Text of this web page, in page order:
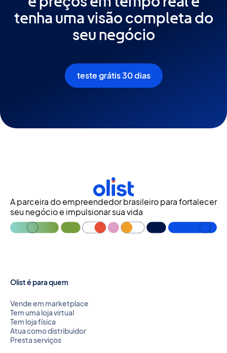
tenha uma visão completa do
seu negócio
teste grátis 30 dias
A parceira do empreendedor brasileiro para fortalecer
seu negócio e impulsionar sua vida
Olist é para quem
Vende em marketplace
Tem uma loja virtual
Tem loja física
Atua como distribuidor
Presta serviços